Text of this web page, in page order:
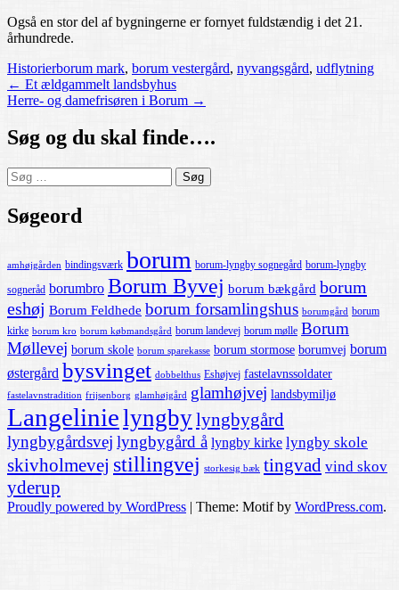
Også en stor del af bygningerne er fornyet fuldstændig i det 21.
århundrede.
Historierborum mark, borum vestergård, nyvangsgård, udflytning
Post
navigation
← Et ældgammelt landsbyhus
Herre- og damefrisøren i Borum →
Søg og du skal finde….
Søg
efter:
Søgeord
amhøjgården bindingsværk borum borum-lyngby sognegård borum-lyngby
sogneråd borumbro Borum Byvej borum bækgård borum
eshøj Borum Feldhede borum forsamlingshus borumgård borum
kirke borum kro borum købmandsgård borum landevej borum mølle Borum
Møllevej borum skole borum sparekasse borum stormose borumvej borum
østergård bysvinget dobbelthus Eshøjvej fastelavnssoldater
fastelavnstradition frijsenborg glamhøjgård glamhøjvej landsbymiljø
Langelinielyngbylyngbygård
lyngbygårdsvej lyngbygård å lyngby kirke lyngby skole
skivholmevej stillingvej storkesig bæk tingvad vind skov
yderup
Proudly powered by WordPress | Theme: Motif by WordPress.com.